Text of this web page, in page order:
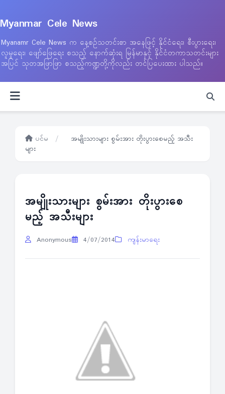
Myanmar Cele News
Myanamr Cele News က နေ့စဉ်သတင်းစာ အနေဖြင့် နိုင်ငံရေး၊ စီးပွားရေး၊
လူမှုရေး၊ ဖျော်ဖြေရေး စသည့် နောက်ဆုံးရ မြန်မာနှင့် နိုင်ငံတကာသတင်းများ
အပြင် သုတအဖြာဖြာ စသည့်ကဏ္ဍတို့ကိုလည်း တင်ပြပေးထား ပါသည်။
ပင်မ /
အမျိုးသားများ စွမ်းအား တိုးပွားစေမည့် အသီး
များ
အမျိုးသားများ စွမ်းအား တိုးပွားစေ
မည့် အသီးများ
Anonymous 4/07/2014 ကျန်းမာရေး